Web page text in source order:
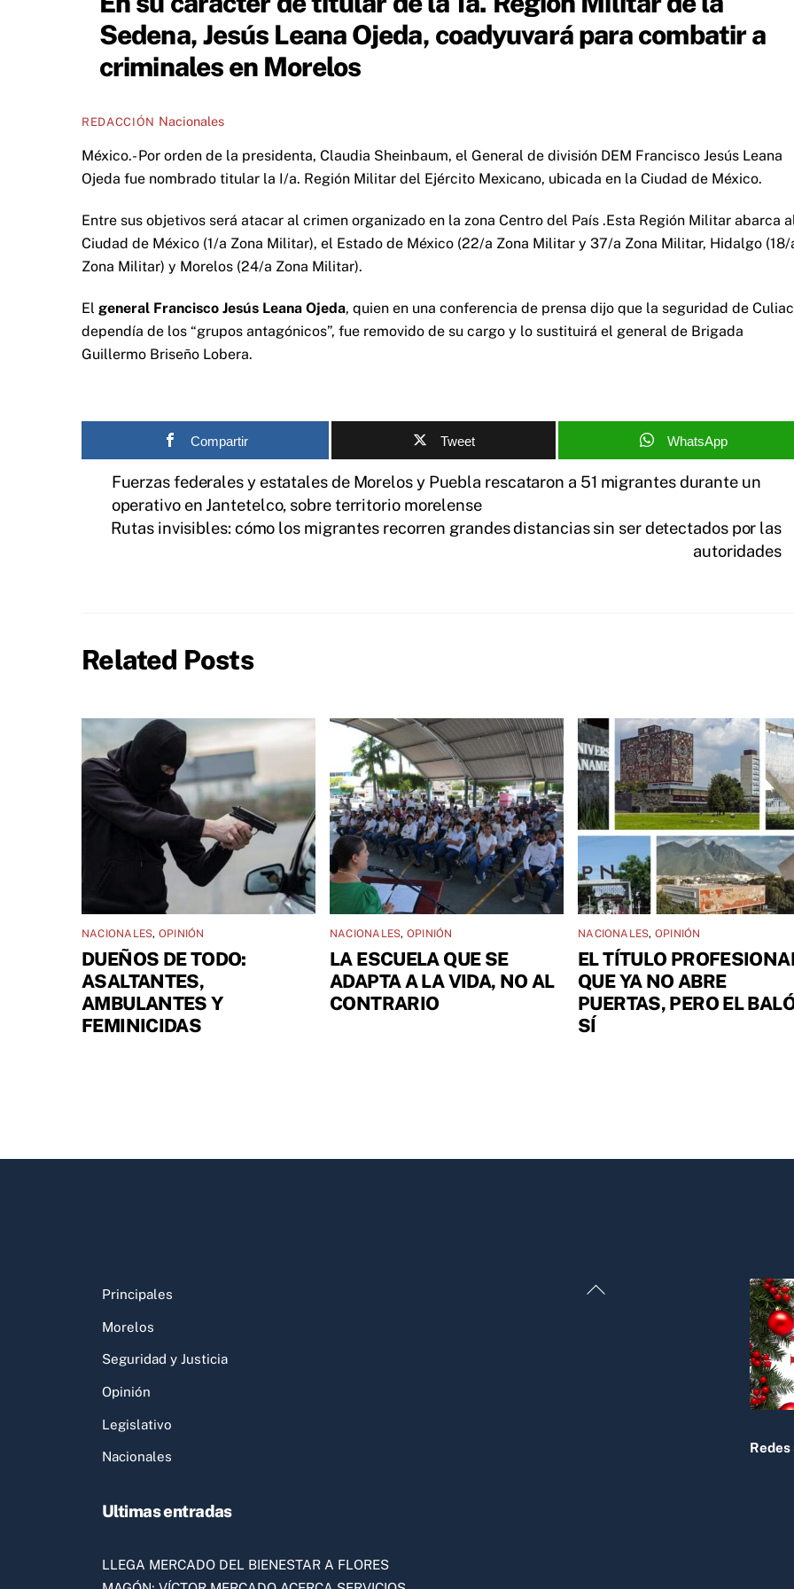
Sedena, Jesús Leana Ojeda, coadyuvará para combatir a
criminales en Morelos
REDACCIÓN Nacionales
México.- Por orden de la presidenta, Claudia Sheinbaum, el General de división DEM Francisco Jesús Leana
Ojeda fue nombrado titular la I/a. Región Militar del Ejército Mexicano, ubicada en la Ciudad de México.
Entre sus objetivos será atacar al crimen organizado en la zona Centro del País .Esta Región Militar abarca
Ciudad de México (1/a Zona Militar), el Estado de México (22/a Zona Militar y 37/a Zona Militar, Hidalgo (18/
Zona Militar) y Morelos (24/a Zona Militar).
El general Francisco Jesús Leana Ojeda, quien en una conferencia de prensa dijo que la seguridad de
dependía de los “grupos antagónicos”, fue removido de su cargo y lo sustituirá el general de Brigada
Guillermo Briseño Lobera.
Compartir Tweet WhatsApp
Fuerzas federales y estatales de Morelos y Puebla rescataron a 51 migrantes durante un
operativo en Jantetelco, sobre territorio morelense
Rutas invisibles: cómo los migrantes recorren grandes distancias sin ser detectados por las
autoridades
Related Posts
NACIONALES, OPINIÓN
DUEÑOS DE TODO:
ASALTANTES,
AMBULANTES Y
FEMINICIDAS
NACIONALES, OPINIÓN
LA ESCUELA QUE SE
ADAPTA A LA VIDA, NO AL
CONTRARIO
NACIONALES, OPINIÓN
EL TÍTULO
QUE YA NO ABRE
PUERTAS, PERO EL
SÍ
Back
Principales
Morelos
Seguridad y Justicia
Opinión
Legislativo
Nacionales
Ultimas entradas
LLEGA MERCADO DEL BIENESTAR A FLORES